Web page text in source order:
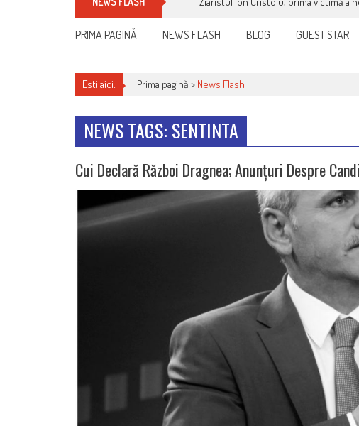
PRIMA PAGINĂ NEWS FLASH BLOG GUEST STAR
Esti aici: Prima pagină > News Flash
NEWS TAGS: SENTINTA
Cui Declară Război Dragnea; Anunțuri Despre